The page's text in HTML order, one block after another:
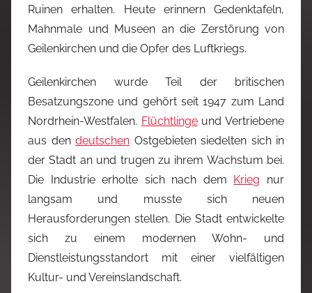
Ruinen erhalten. Heute erinnern Gedenktafeln,
Mahnmale und Museen an die Zerstörung von
Geilenkirchen und die Opfer des Luftkriegs.
Geilenkirchen wurde Teil der britischen
Besatzungszone und gehört seit 1947 zum Land
Nordrhein-Westfalen. Flüchtlingeund Vertriebene
aus den deutschen Ostgebieten siedelten sich in
der Stadt an und trugen zu ihrem Wachstum bei.
Die Industrie erholte sich nach dem Krieg nur
langsam und musste sich neuen
Herausforderungen stellen. Die Stadt entwickelte
sich zu einem modernen Wohn- und
Dienstleistungsstandort mit einer vielfältigen
Kultur- und Vereinslandschaft.